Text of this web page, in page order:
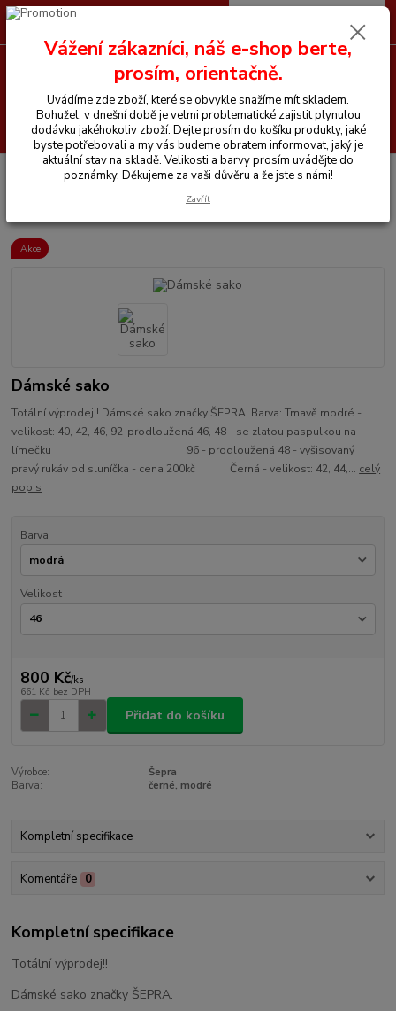
Hledat
+420 605 255 500 0 Kč
Vše pro jezdce Bundy, kabáty, vesty, saka Dámské sako
Akce
Dámské sako
Totální výprodej!! Dámské sako značky ŠEPRA. Barva: Tmavě modré -
velikost: 40, 42, 46, 92-prodloužená 46, 48 - se zlatou paspulkou na
límečku 96 - prodloužená 48 - vyšisovaný
pravý rukáv od sluníčka - cena 200kč Černá - velikost: 42, 44,... celý
popis
Barva
Velikost
800 Kč/ks
661 Kč bez DPH
Přidat do košíku
Výrobce:
Šepra
Barva:
černé, modré
Kompletní specifikace
Komentáře 0
Kompletní specifikace
Totální výprodej!!
Dámské sako značky ŠEPRA.
Vážení zákazníci, náš e-shop berte,
prosím, orientačně.
Uvádíme zde zboží, které se obvykle snažíme mít skladem.
Bohužel, v dnešní době je velmi problematické zajistit plynulou
dodávku jakéhokoliv zboží. Dejte prosím do košíku produkty, jaké
byste potřebovali a my vás budeme obratem informovat, jaký je
aktuální stav na skladě. Velikosti a barvy prosím uvádějte do
poznámky. Děkujeme za vaši důvěru a že jste s námi!
Zavřít